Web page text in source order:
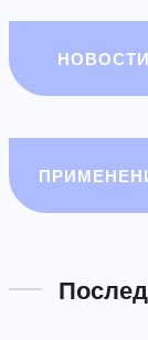
НОВОСТИ